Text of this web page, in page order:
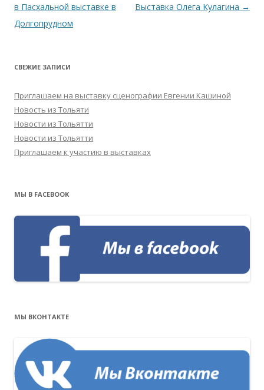
по
записям
в Пасхальной выставке в
Долгопрудном
Выставка Олега Кулагина →
СВЕЖИЕ ЗАПИСИ
Приглашаем на выставку сценографии Евгении Кашиной
Новость из Тольяти
Новости из Тольятти
Новости из Тольятти
Приглашаем к участию в выставках
МЫ В FACEBOOK
МЫ ВКОНТАКТЕ